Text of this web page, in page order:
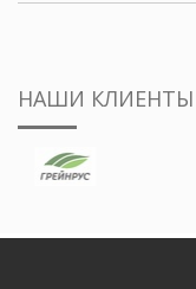
НАШИ КЛИЕНТЫ